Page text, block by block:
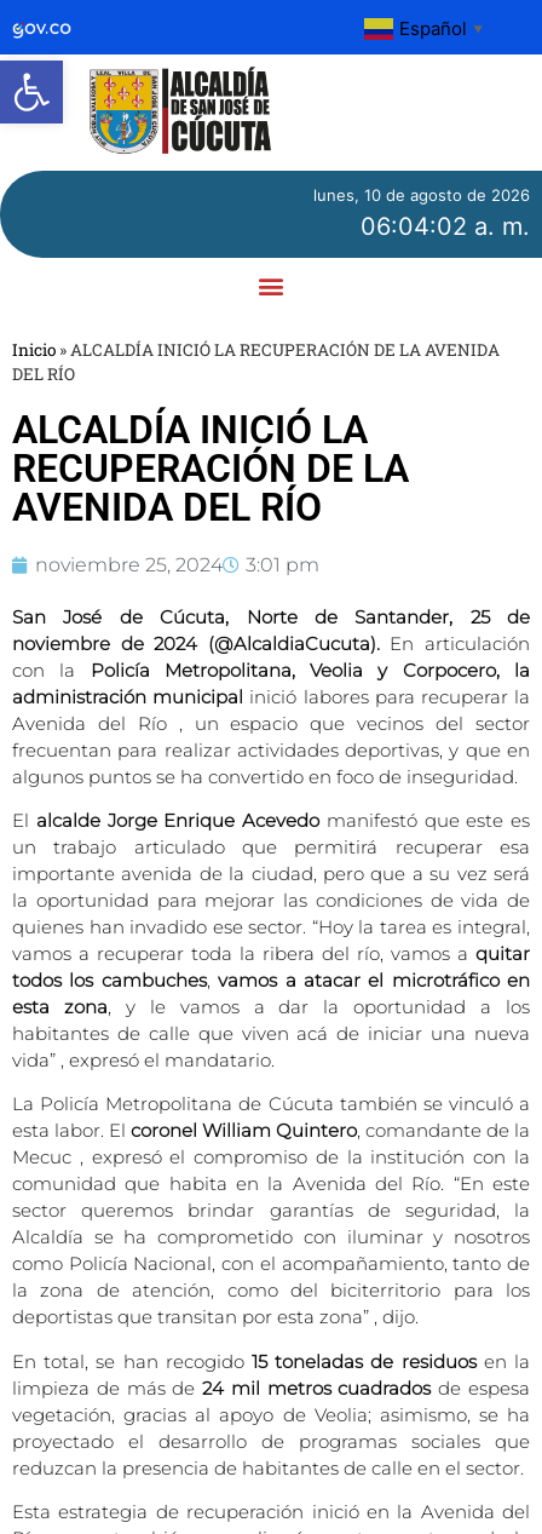
Abrir barra de herramientas
Español ▼
lunes, 10 de agosto de 2026
06:04:03 a. m.
Inicio » ALCALDÍA INICIÓ LA RECUPERACIÓN DE LA AVENIDA
DEL RÍO
ALCALDÍA INICIÓ LA
RECUPERACIÓN DE LA
AVENIDA DEL RÍO
noviembre 25, 2024 3:01 pm
San José de Cúcuta, Norte de Santander, 25 de
noviembre de 2024 (@AlcaldiaCucuta). En articulación
con la Policía Metropolitana, Veolia y Corpocero, la
administración municipal inició labores para recuperar la
Avenida del Río , un espacio que vecinos del sector
frecuentan para realizar actividades deportivas, y que en
algunos puntos se ha convertido en foco de inseguridad.
El alcalde Jorge Enrique Acevedomanifestó que este es
un trabajo articulado que permitirá recuperar esa
importante avenida de la ciudad, pero que a su vez será
la oportunidad para mejorar las condiciones de vida de
quienes han invadido ese sector. “Hoy la tarea es integral,
vamos a recuperar toda la ribera del río, vamos a quitar
todos los cambuches,vamos a atacar el microtráfico en
esta zona, y le vamos a dar la oportunidad a los
habitantes de calle que viven acá de iniciar una nueva
vida” , expresó el mandatario.
La Policía Metropolitana de Cúcuta también se vinculó a
esta labor. El coronel William Quintero, comandante de la
Mecuc , expresó el compromiso de la institución con la
comunidad que habita en la Avenida del Río. “En este
sector queremos brindar garantías de seguridad, la
Alcaldía se ha comprometido con iluminar y nosotros
como Policía Nacional, con el acompañamiento, tanto de
la zona de atención, como del biciterritorio para los
deportistas que transitan por esta zona” , dijo.
En total, se han recogido 15 toneladas de residuos en la
limpieza de más de24 mil metros cuadradosde espesa
vegetación, gracias al apoyo de Veolia; asimismo, se ha
proyectado el desarrollo de programas sociales que
reduzcan la presencia de habitantes de calle en el sector.
Esta estrategia de recuperación inició en la Avenida del